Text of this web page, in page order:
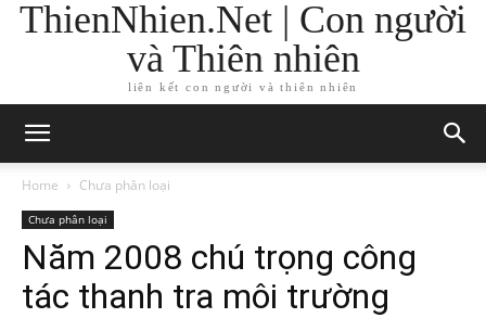
ThienNhien.Net | Con người
và Thiên nhiên
liên kết con người và thiên nhiên
Home Chưa phân loại
Chưa phân loại
Năm 2008 chú trọng công
tác thanh tra môi trường